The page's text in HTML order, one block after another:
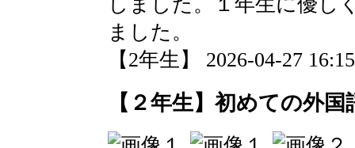
ました。
【2年生】 2026-04-27
【２年生】初めての外国